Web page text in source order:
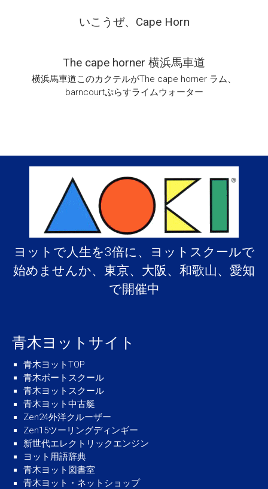
は
いこうぜ、Cape Horn
The cape horner 横浜馬車道
横浜馬車道このカクテルがThe cape horner ラム、
barncourtぷらすライムウォーター
ヨットで人生を3倍に、ヨットスクールで
始めませんか、東京、大阪、和歌山、愛知
で開催中
青木ヨットサイト
青木ヨットTOP
青木ボートスクール
青木ヨットスクール
青木ヨット中古艇
Zen24外洋クルーザー
Zen15ツーリングディンギー
新世代エレクトリックエンジン
ヨット用語辞典
青木ヨット図書室
青木ヨット・ネットショップ